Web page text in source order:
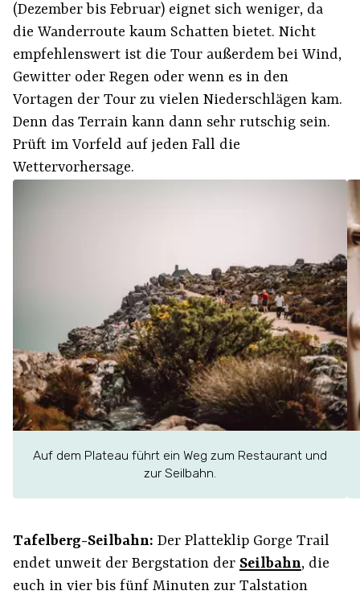
(Dezember bis Februar) eignet sich weniger, da
die Wanderroute kaum Schatten bietet. Nicht
empfehlenswert ist die Tour außerdem bei Wind,
Gewitter oder Regen oder wenn es in den
Vortagen der Tour zu vielen Niederschlägen kam.
Denn das Terrain kann dann sehr rutschig sein.
Prüft im Vorfeld auf jeden Fall die
Wettervorhersage.
Auf dem Plateau führt ein Weg zum Restaurant und
zur Seilbahn.
Tafelberg-Seilbahn: Der Platteklip Gorge Trail
endet unweit der Bergstation der Seilbahn, die
euch in vier bis fünf Minuten zur Talstation